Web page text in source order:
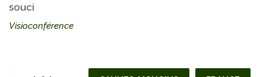
souci
Visioconférence